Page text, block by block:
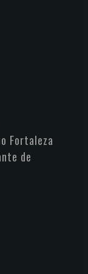
Fortaleza
de